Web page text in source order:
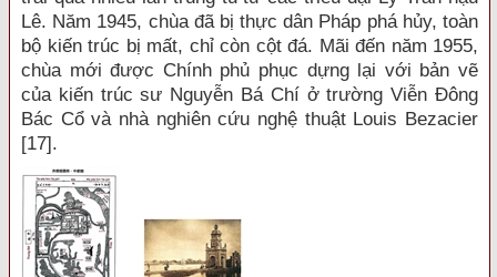
Lê. Năm 1945, chùa đã bị thực dân Pháp phá hủy, toàn
bộ kiến trúc bị mất, chỉ còn cột đá. Mãi đến năm 1955,
chùa mới được Chính phủ phục dựng lại với bản vẽ
của kiến trúc sư Nguyễn Bá Chí ở trường Viễn Đông
Bác Cổ và nhà nghiên cứu nghệ thuật Louis Bezacier
[17].